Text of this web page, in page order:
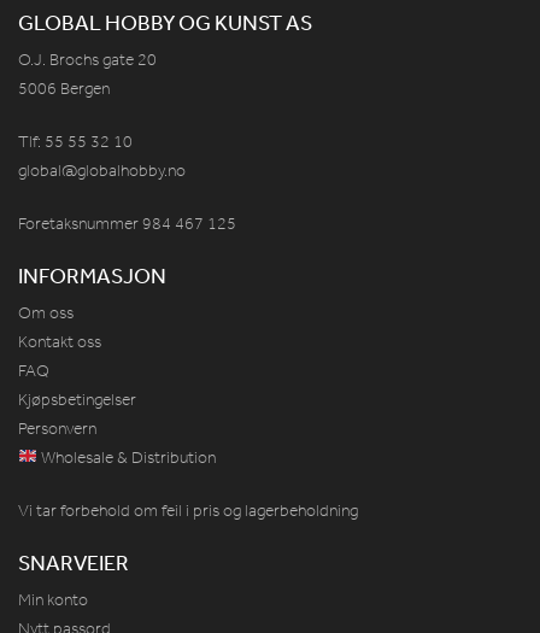
GLOBAL HOBBY OG KUNST AS
O.J. Brochs gate 20
5006 Bergen
Tlf: 55 55 32 10
global@globalhobby.no
Foretaksnummer 984 467 125
INFORMASJON
Om oss
Kontakt oss
FAQ
Kjøpsbetingelser
Personvern
Wholesale & Distribution
Vi tar forbehold om feil i pris og lagerbeholdning
SNARVEIER
Min konto
Nytt passord